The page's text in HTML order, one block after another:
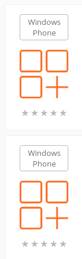
Windows
Phone
★ ★ ★ ★ ★
★ ★ ★ ★ ★
Windows
Phone
★ ★ ★ ★ ★
★ ★ ★ ★ ★